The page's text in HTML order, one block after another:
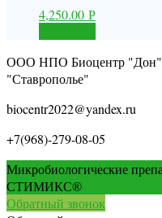
4,250.00 Р
ООО НПО Биоцентр
"Ставрополье"
biocentr2022@yandex.ru
+7(968)-279-08-05
Микробиологические
СТИМИКС®
Обратный звонок